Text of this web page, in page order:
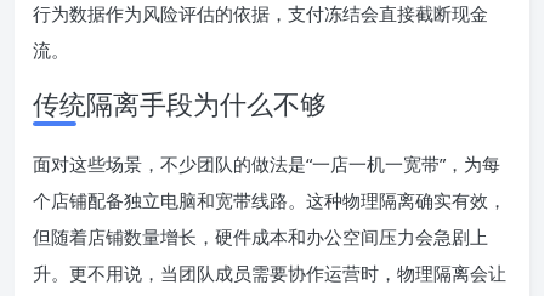
行为数据作为风险评估的依据，支付冻结会直接截断现金
流。
传统隔离手段为什么不够
面对这些场景，不少团队的做法是“一店一机一宽带”，为每
个店铺配备独立电脑和宽带线路。这种物理隔离确实有效，
但随着店铺数量增长，硬件成本和办公空间压力会急剧上
升。更不用说，当团队成员需要协作运营时，物理隔离会让